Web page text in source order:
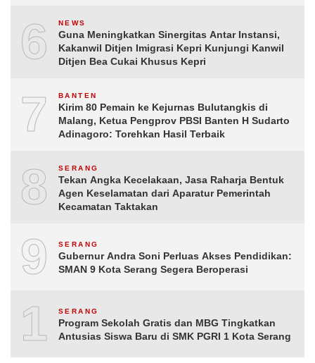
6 NEWS
Guna Meningkatkan Sinergitas Antar Instansi,
Kakanwil Ditjen Imigrasi Kepri Kunjungi Kanwil
Ditjen Bea Cukai Khusus Kepri
7 BANTEN
Kirim 80 Pemain ke Kejurnas Bulutangkis di
Malang, Ketua Pengprov PBSI Banten H Sudarto
Adinagoro: Torehkan Hasil Terbaik
8 SERANG
Tekan Angka Kecelakaan, Jasa Raharja Bentuk
Agen Keselamatan dari Aparatur Pemerintah
Kecamatan Taktakan
9 SERANG
Gubernur Andra Soni Perluas Akses Pendidikan:
SMAN 9 Kota Serang Segera Beroperasi
10SERANG
Program Sekolah Gratis dan MBG Tingkatkan
Antusias Siswa Baru di SMK PGRI 1 Kota Serang